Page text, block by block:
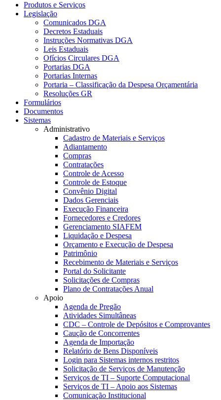
Produtos e Serviços
Legislação
Comunicados DGA
Decretos Estaduais
Instruções Normativas DGA
Leis Estaduais
Ofícios Circulares DGA
Portarias DGA
Portarias Internas
Portaria – Classificação da Despesa Orçamentária
Resoluções GR
Formulários
Documentos
Sistemas
Administrativo
Cadastro de Materiais e Serviços
Adiantamento
Compras
Contratações
Controle de Acesso
Controle de Estoque
Convênio Digital
Dados Gerenciais
Execução Financeira
Fornecedores e Credores
Gerenciamento SIAFEM
Liquidação e Despesa
Orçamento e Execução de Despesa
Patrimônio
Recebimento de Materiais e Serviços
Portal do Solicitante
Solicitações de Compras
Plano de Contratações Anual
Apoio
Agenda de Pregão
Atividades Simultâneas
CDC – Controle de Depósitos e Comprovantes
Caução de Concorrentes
Agenda de Importação
Relatório de Bens Disponíveis
Login para Sistemas internos restritos
Solicitação de Serviços de Manutenção
Serviços de TI – Suporte Computacional
Serviços de TI – Apoio aos Sistemas
Comunicação Institucional